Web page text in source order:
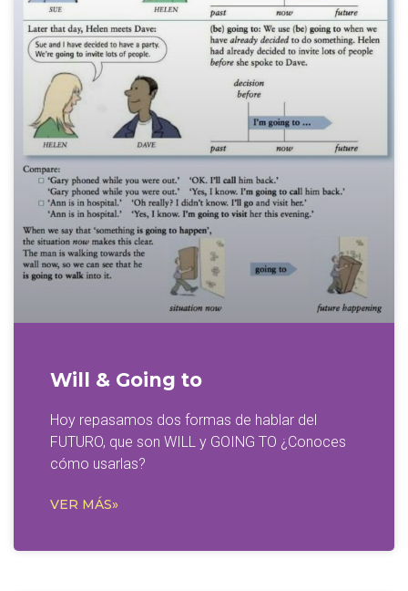
Will & Going to
Hoy repasamos dos formas de hablar del
FUTURO, que son WILL y GOING TO ¿Conoces
cómo usarlas?
VER MÁS»